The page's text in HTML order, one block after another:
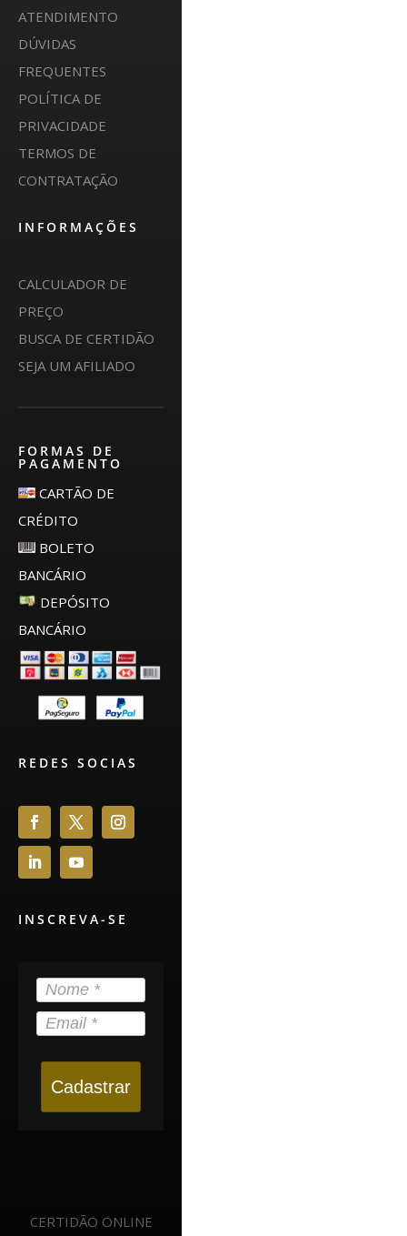
ATENDIMENTO
DÚVIDAS
FREQUENTES
POLÍTICA DE
PRIVACIDADE
TERMOS DE
CONTRATAÇÃO
INFORMAÇÕES
CALCULADOR DE
PREÇO
BUSCA DE CERTIDÃO
SEJA UM AFILIADO
FORMAS DE
PAGAMENTO
CARTÃO DE
CRÉDITO
BOLETO
BANCÁRIO
DEPÓSITO
BANCÁRIO
REDES SOCIAS
INSCREVA-SE
Cadastrar
CERTIDÃO ONLINE